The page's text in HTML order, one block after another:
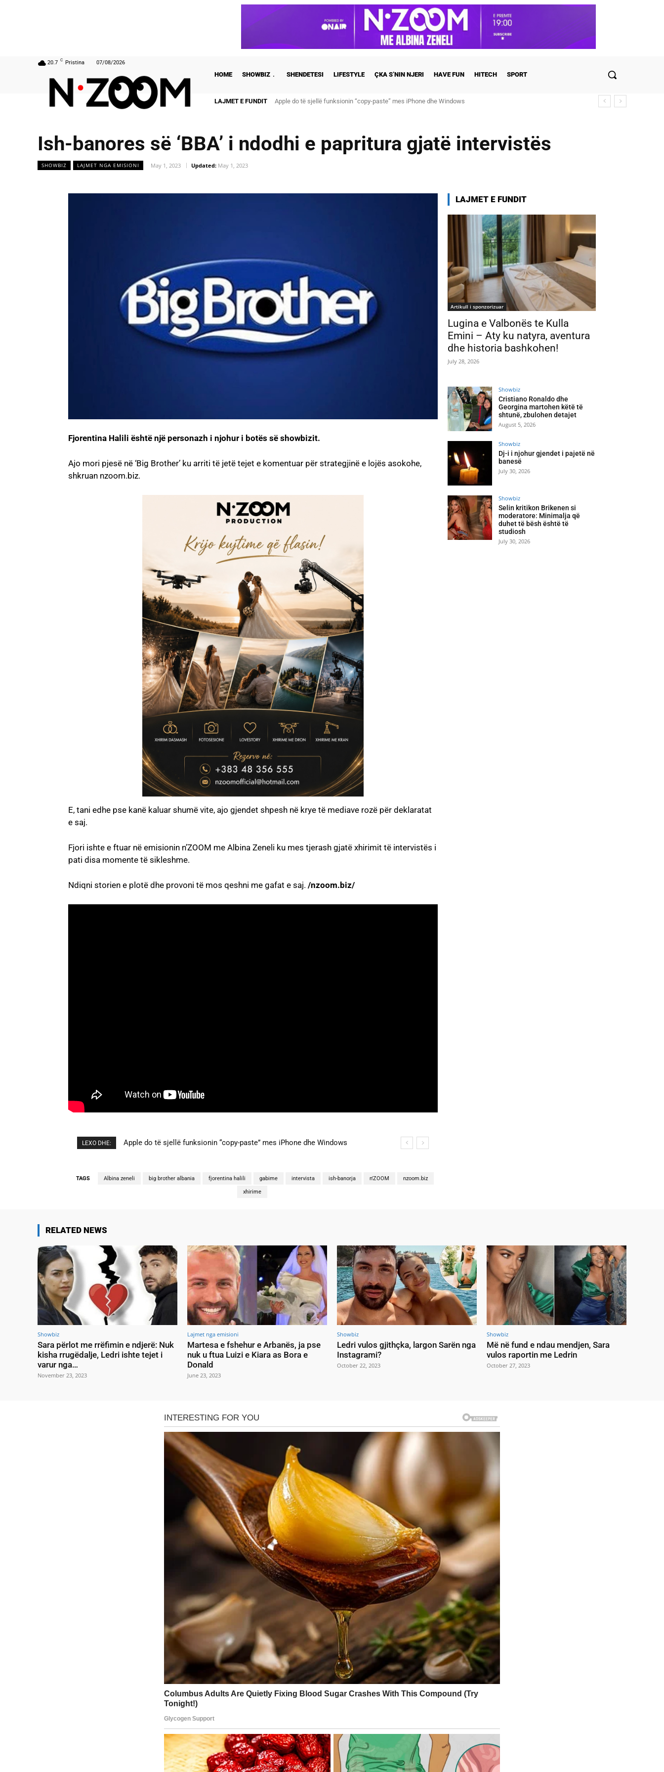
20.7 C Pristina 07/08/2026
HOME SHOWBIZ SHENDETESI LIFESTYLE ÇKA S’NIN NJERI HAVE FUN HITECH SPORT
LAJMET E FUNDITApple do të sjellë funksionin “copy-paste” mes iPhone dhe Windows
Cristiano Ronaldo dhe Georgina martohen këtë të shtunë, zbulohen detajet
Ish-banores së ‘BBA’ i ndodhi e papritura gjatë intervistës
SHOWBIZ LAJMET NGA EMISIONI May 1, 2023 Updated: May 1, 2023
Fjorentina Halili është një personazh i njohur i botës së showbizit.
Ajo mori pjesë në ‘Big Brother’ ku arriti të jetë tejet e komentuar për strategjinë e lojës asokohe,
shkruan nzoom.biz.
E, tani edhe pse kanë kaluar shumë vite, ajo gjendet shpesh në krye të mediave rozë për deklaratat
e saj.
Fjori ishte e ftuar në emisionin n’ZOOM me Albina Zeneli ku mes tjerash gjatë xhirimit të intervistës i
pati disa momente të sikleshme.
Ndiqni storien e plotë dhe provoni të mos qeshni me gafat e saj. /nzoom.biz/
LEXO DHE: Apple do të sjellë funksionin “copy-paste” mes iPhone dhe Windows
Cristiano Ronaldo dhe Georgina martohen këtë të shtunë, zbulohen detajet
TAGS Albina zeneli big brother albania fjorentina halili gabime intervista ish-banorja n'ZOOM nzoom.biz
xhirime
LAJMET E FUNDIT
Artikull i sponzorizuar
Lugina e Valbonës te Kulla
Emini – Aty ku natyra, aventura
dhe historia bashkohen!
July 28, 2026
Showbiz
Cristiano Ronaldo dhe
Georgina martohen këtë të
shtunë, zbulohen detajet
August 5, 2026
Showbiz
Dj-i i njohur gjendet i pajetë në
banesë
July 30, 2026
Showbiz
Selin kritikon Brikenen si
moderatore: Minimalja që
duhet të bësh është të
studiosh
July 30, 2026
RELATED NEWS
Showbiz
Sara përlot me rrëfimin e ndjerë: Nuk
kisha rrugëdalje, Ledri ishte tejet i
varur nga…
November 23, 2023
Lajmet nga emisioni
Martesa e fshehur e Arbanës, ja pse
nuk u ftua Luizi e Kiara as Bora e
Donald
June 23, 2023
Showbiz
Ledri vulos gjithçka, largon Sarën nga
Instagrami?
October 22, 2023
Showbiz
Më në fund e ndau mendjen, Sara
vulos raportin me Ledrin
October 27, 2023